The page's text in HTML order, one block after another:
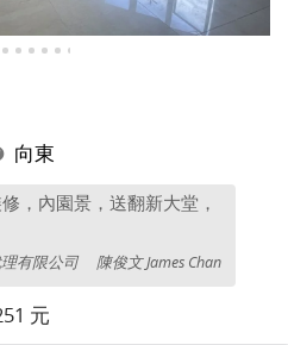
向東
，內園景，送翻新大堂，
有限公司 陳俊文 James Chan
元